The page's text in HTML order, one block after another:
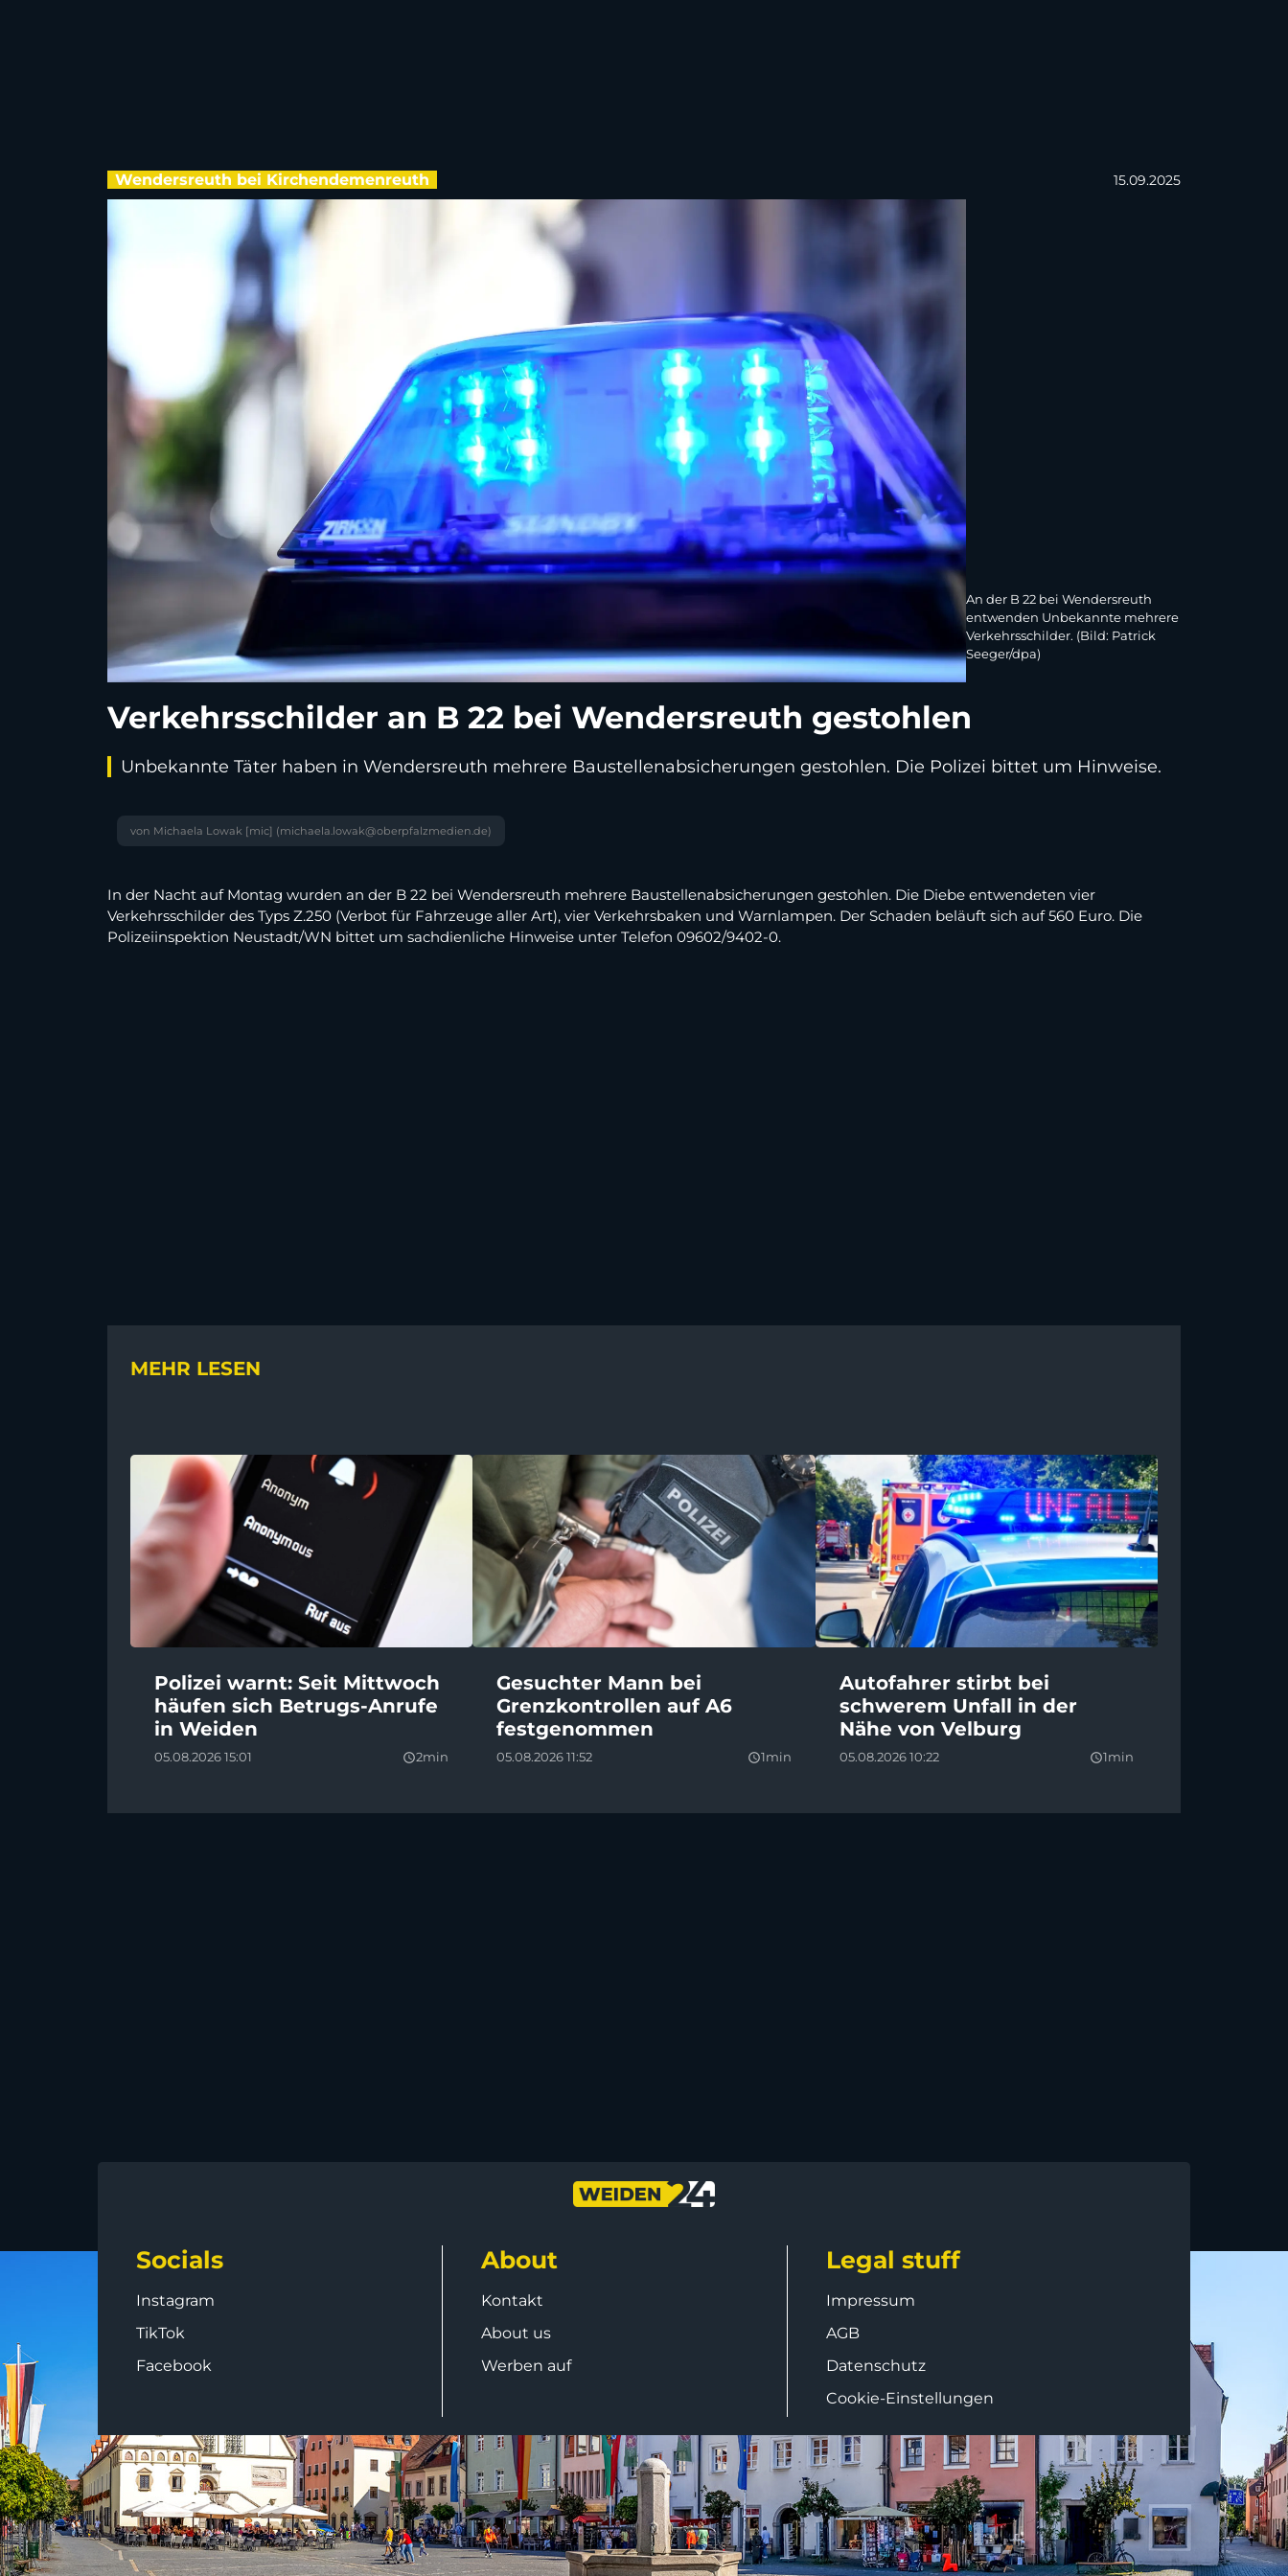
Wendersreuth bei Kirchendemenreuth 15.09.2025
An der B 22 bei Wendersreuth
entwenden Unbekannte mehrere
Verkehrsschilder. (Bild: Patrick
Seeger/dpa)
Verkehrsschilder an B 22 bei Wendersreuth gestohlen
Unbekannte Täter haben in Wendersreuth mehrere Baustellenabsicherungen gestohlen. Die Polizei bittet um Hinweise.
von Michaela Lowak [mic] (michaela.lowak@oberpfalzmedien.de)
In der Nacht auf Montag wurden an der B 22 bei Wendersreuth mehrere Baustellenabsicherungen gestohlen. Die Diebe entwendeten vier
Verkehrsschilder des Typs Z.250 (Verbot für Fahrzeuge aller Art), vier Verkehrsbaken und Warnlampen. Der Schaden beläuft sich auf 560 Euro. Die
Polizeiinspektion Neustadt/WN bittet um sachdienliche Hinweise unter Telefon 09602/9402-0.
MEHR LESEN
Polizei warnt: Seit Mittwoch
häufen sich Betrugs-Anrufe
in Weiden
05.08.2026 15:01 query_builder2min
Gesuchter Mann bei
Grenzkontrollen auf A6
festgenommen
05.08.2026 11:52 query_builder1min
Autofahrer stirbt bei
schwerem Unfall in der
Nähe von Velburg
05.08.2026 10:22 query_builder1min
Socials
Instagram
TikTok
Facebook
About
Kontakt
About us
Werben auf
Legal stuff
Impressum
AGB
Datenschutz
Cookie-Einstellungen